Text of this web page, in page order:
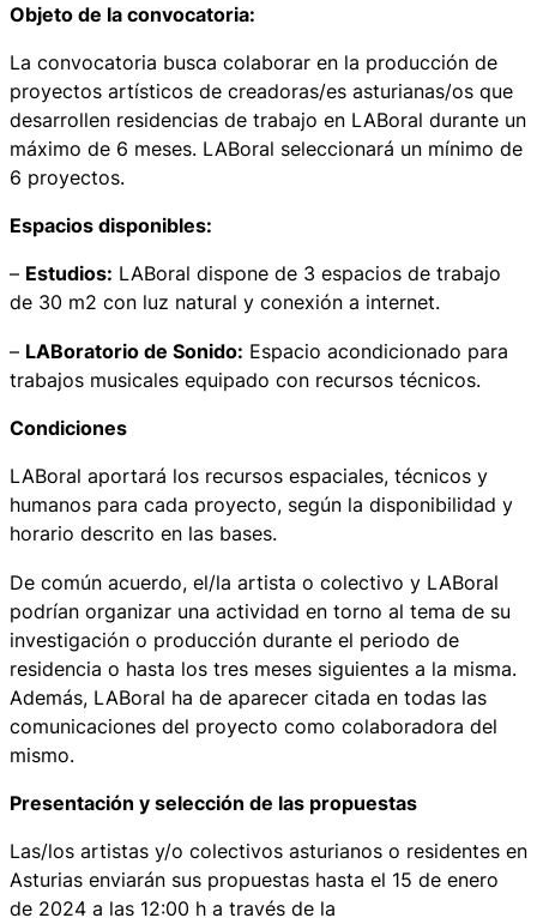
Objeto de la convocatoria:
La convocatoria busca colaborar en la producción de
proyectos artísticos de creadoras/es asturianas/os que
desarrollen residencias de trabajo en LABoral durante un
máximo de 6 meses. LABoral seleccionará un mínimo de
6 proyectos.
Espacios disponibles:
– Estudios: LABoral dispone de 3 espacios de trabajo
de 30 m2 con luz natural y conexión a internet.
– LABoratorio de Sonido: Espacio acondicionado para
trabajos musicales equipado con recursos técnicos.
Condiciones
LABoral aportará los recursos espaciales, técnicos y
humanos para cada proyecto, según la disponibilidad y
horario descrito en las bases.
De común acuerdo, el/la artista o colectivo y LABoral
podrían organizar una actividad en torno al tema de su
investigación o producción durante el periodo de
residencia o hasta los tres meses siguientes a la misma.
Además, LABoral ha de aparecer citada en todas las
comunicaciones del proyecto como colaboradora del
mismo.
Presentación y selección de las propuestas
Las/los artistas y/o colectivos asturianos o residentes en
Asturias enviarán sus propuestas hasta el 15 de enero
de 2024 a las 12:00 h a través de la